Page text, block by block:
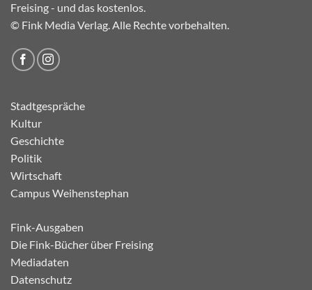
Freising - und das kostenlos.
© Fink Media Verlag. Alle Rechte vorbehalten.
Stadtgespräche
Kultur
Geschichte
Politik
Wirtschaft
Campus Weihenstephan
Fink-Ausgaben
Die Fink-Bücher über Freising
Mediadaten
Datenschutz